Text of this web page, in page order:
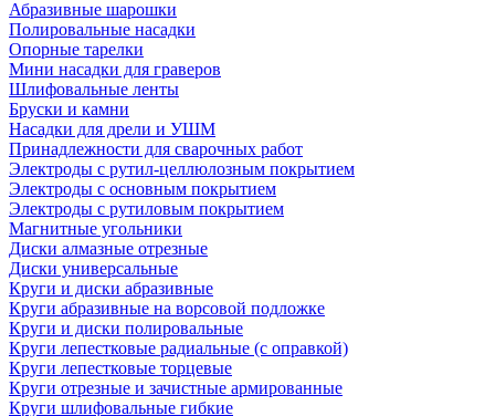
Абразивные шарошки
Полировальные насадки
Опорные тарелки
Мини насадки для граверов
Шлифовальные ленты
Бруски и камни
Насадки для дрели и УШМ
Принадлежности для сварочных работ
Электроды с рутил-целлюлозным покрытием
Электроды с основным покрытием
Электроды с рутиловым покрытием
Магнитные угольники
Диски алмазные отрезные
Диски универсальные
Круги и диски абразивные
Круги абразивные на ворсовой подложке
Круги и диски полировальные
Круги лепестковые радиальные (с оправкой)
Круги лепестковые торцевые
Круги отрезные и зачистные армированные
Круги шлифовальные гибкие